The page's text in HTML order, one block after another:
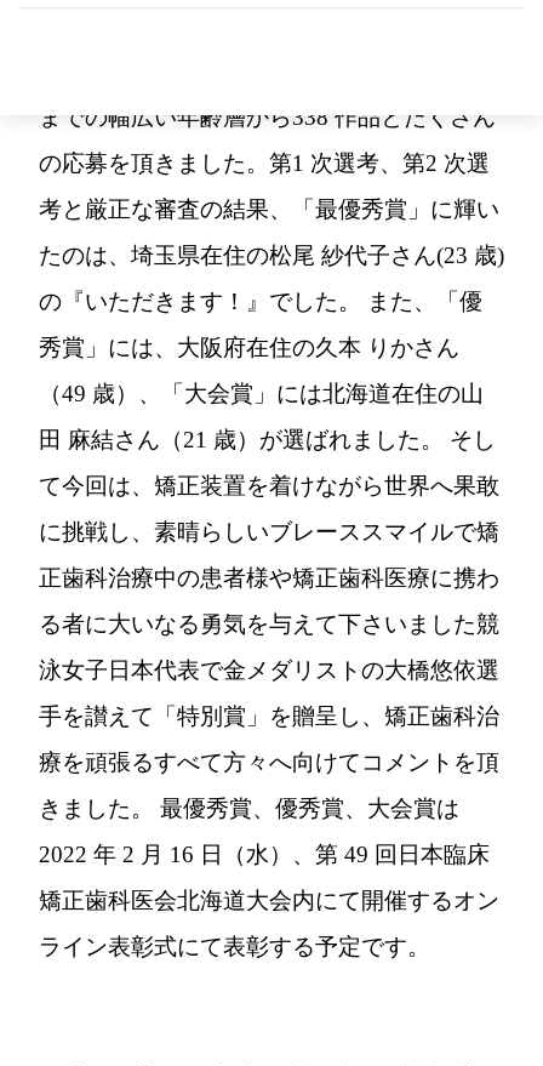
までの幅広い年齢層から338 作品とたくさん
の応募を頂きました。第1 次選考、第2 次選
考と厳正な審査の結果、「最優秀賞」に輝い
たのは、埼玉県在住の松尾 紗代子さん(23 歳)
の『いただきます！』でした。 また、「優
秀賞」には、大阪府在住の久本 りかさん
（49 歳）、「大会賞」には北海道在住の山
田 麻結さん（21 歳）が選ばれました。 そし
て今回は、矯正装置を着けながら世界へ果敢
に挑戦し、素晴らしいブレーススマイルで矯
正歯科治療中の患者様や矯正歯科医療に携わ
る者に大いなる勇気を与えて下さいました競
泳女子日本代表で金メダリストの大橋悠依選
手を讃えて「特別賞」を贈呈し、矯正歯科治
療を頑張るすべて方々へ向けてコメントを頂
きました。 最優秀賞、優秀賞、大会賞は
2022 年 2 月 16 日（水）、第 49 回日本臨床
矯正歯科医会北海道大会内にて開催するオン
ライン表彰式にて表彰する予定です。